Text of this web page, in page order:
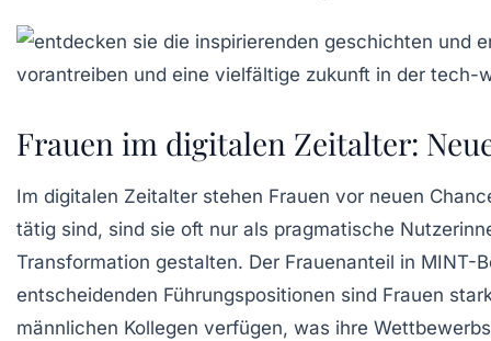
Frauen im digitalen Zeitalter:
Im digitalen Zeitalter stehen Frauen vor neuen
tätig sind, sind sie oft nur als pragmatische
Transformation gestalten. Der Frauenanteil in MINT-
entscheidenden Führungspositionen sind Frauen
männlichen Kollegen verfügen, was ihre